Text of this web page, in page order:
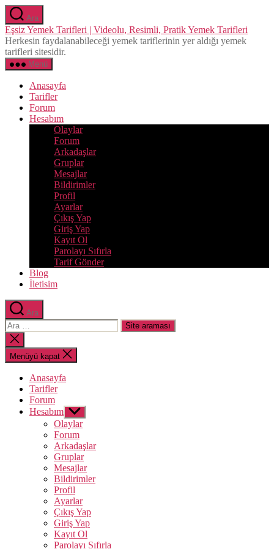
İçeriğe
atla
Ara
Eşsiz Yemek Tarifleri | Videolu, Resimli, Pratik Yemek Tarifleri
Herkesin faydalanabileceği yemek tariflerinin yer aldığı yemek
tarifleri sitesidir.
Menü
Anasayfa
Tarifler
Forum
Hesabım
Olaylar
Forum
Arkadaşlar
Gruplar
Mesajlar
Bildirimler
Profil
Ayarlar
Çıkış Yap
Giriş Yap
Kayıt Ol
Parolayı Sıfırla
Tarif Gönder
Blog
İletisim
Ara
Arama
yap:
Aramayı
kapat
Menüyü kapat
Anasayfa
Tarifler
Forum
Hesabım Alt
menüyü
göster
Olaylar
Forum
Arkadaşlar
Gruplar
Mesajlar
Bildirimler
Profil
Ayarlar
Çıkış Yap
Giriş Yap
Kayıt Ol
Parolayı Sıfırla